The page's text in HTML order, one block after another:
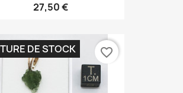
27,50 €
DE STOCK favorite_border